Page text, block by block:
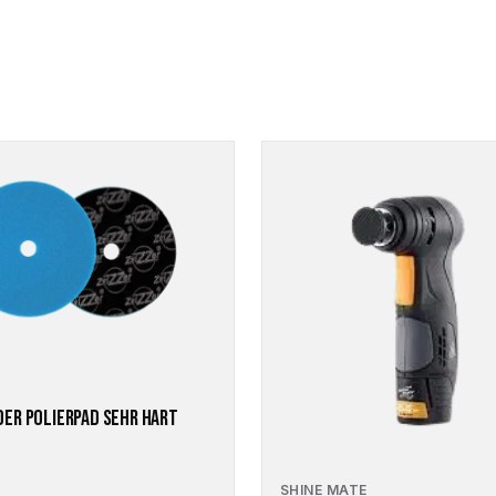
POLIERPAD SEHR HART
SHINE MATE